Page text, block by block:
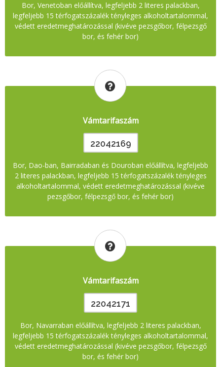
Bor, Venetoban előállítva, legfeljebb 2 literes palackban,
legfeljebb 15 térfogatszázalék tényleges alkoholtartalommal,
védett eredetmeghatározással (kivéve pezsgőbor, félpezsgő
bor, és fehér bor)
Vámtarifaszám
22042169
Bor, Dao-ban, Bairradaban és Douroban előállítva, legfeljebb
2 literes palackban, legfeljebb 15 térfogatszázalék tényleges
alkoholtartalommal, védett eredetmeghatározással (kivéve
pezsgőbor, félpezsgő bor, és fehér bor)
Vámtarifaszám
22042171
Bor, Navarraban előállítva, legfeljebb 2 literes palackban,
legfeljebb 15 térfogatszázalék tényleges alkoholtartalommal,
védett eredetmeghatározással (kivéve pezsgőbor, félpezsgő
bor, és fehér bor)